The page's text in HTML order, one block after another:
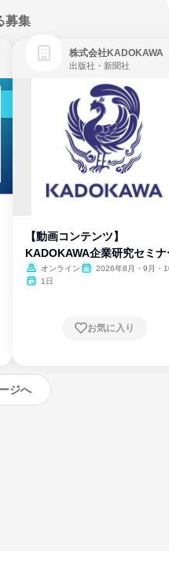
募集
株式会社KADOKAWA
出版社・新聞社
【動画コンテンツ】
KADOKAWA企業研究セミナ
オンライン
2026年8月・9月・
1日
お気に入り
ジへ